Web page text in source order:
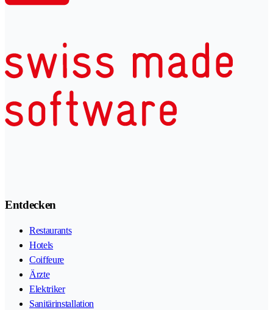
Entdecken
Restaurants
Hotels
Coiffeure
Ärzte
Elektriker
Sanitärinstallation